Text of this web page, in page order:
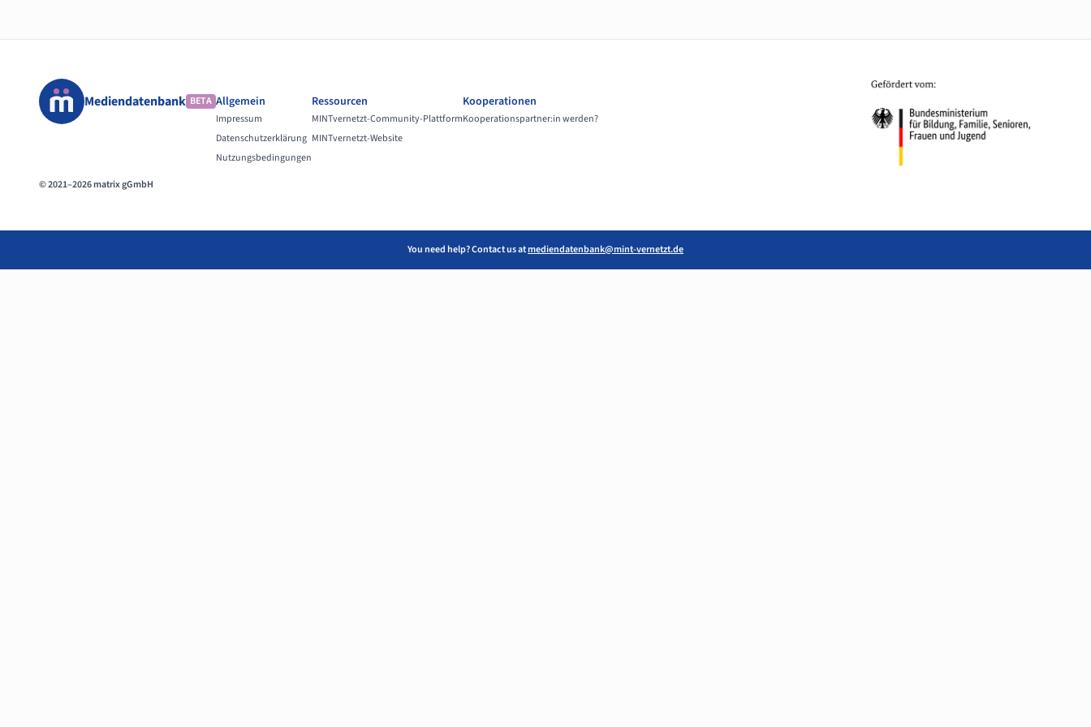
Mediendatenbank BETA
© 2021–2026 matrix gGmbH
Allgemein
Impressum
Datenschutzerklärung
Nutzungsbedingungen
Ressourcen
MINTvernetzt-Community-Plattform
MINTvernetzt-Website
Kooperationen
Kooperationspartner:in werden?
You need help? Contact us atmediendatenbank@mint-vernetzt.de